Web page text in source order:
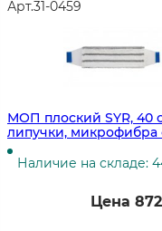
Арт.31-0459
МОП плоский SYR, 40
липучки, микрофибра
абразивом, синий
Наличие на складе:
Цена